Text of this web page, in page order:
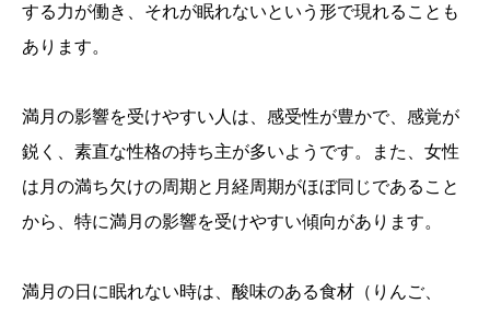
する力が働き、それが眠れないという形で現れることも
あります。
満月の影響を受けやすい人は、感受性が豊かで、感覚が
鋭く、素直な性格の持ち主が多いようです。また、女性
は月の満ち欠けの周期と月経周期がほぼ同じであること
から、特に満月の影響を受けやすい傾向があります。
満月の日に眠れない時は、酸味のある食材（りんご、